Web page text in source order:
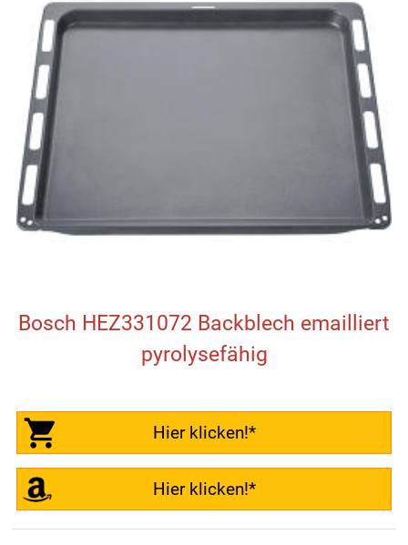
Bosch HEZ331072 Backblech emailliert
pyrolysefähig
Hier klicken!*
Hier klicken!*